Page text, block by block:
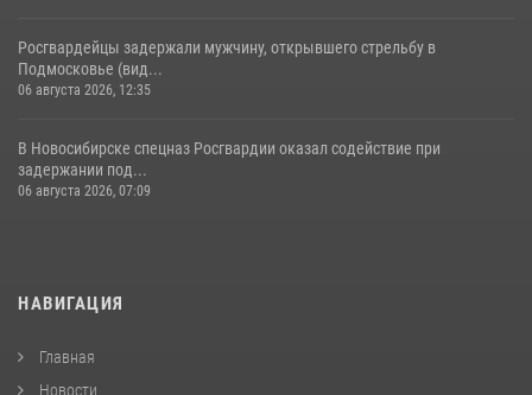
Росгвардейцы задержали мужчину, открывшего стрельбу в
Подмосковье (вид...
06 августа 2026, 12:35
В Новосибирске спецназ Росгвардии оказал содействие при
задержании под...
06 августа 2026, 07:09
НАВИГАЦИЯ
Главная
Новости